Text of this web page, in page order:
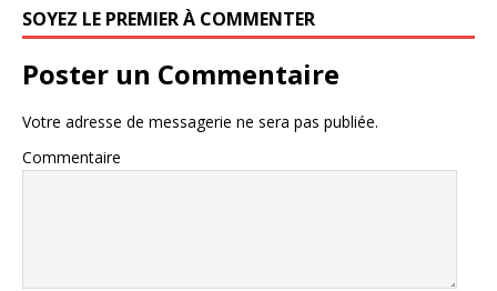
SOYEZ LE PREMIER À COMMENTER
Poster un Commentaire
Votre adresse de messagerie ne sera pas publiée.
Commentaire